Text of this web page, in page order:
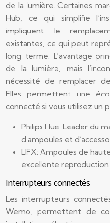
de la lumière. Certaines
Hub, ce qui simplifie
impliquent le
existantes, ce qui peut
long terme. L’avantage
de la lumière, mais
nécessité de remplacer
Elles permettent une
connecté si vous utilisez un
Philips Hue: Leader du
d’ampoules et
LIFX: Ampoules de
excellente reproduction
Interrupteurs connectés
Les interrupteurs
Wemo, permettent de